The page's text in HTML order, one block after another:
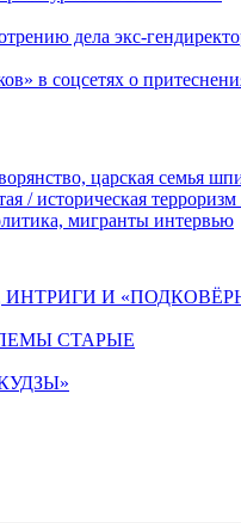
дела экс-
в соцсетях о
царская семья
/ историческая терроризм
мигранты интервью
И
СТАРЫЕ